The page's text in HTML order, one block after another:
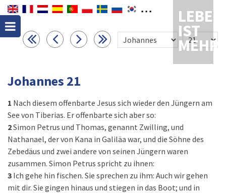
LEBEN
IST
MEHR
Johannes 21
1 Nach diesem offenbarte Jesus sich wieder den Jüngern am
See von Tiberias. Er offenbarte sich aber so:
2Simon Petrus und Thomas, genannt Zwilling, und
Nathanael, der von Kana in Galiläa war, und die Söhne des
Zebedäus und zwei andere von seinen Jüngern waren
zusammen. Simon Petrus spricht zu ihnen:
3 Ich gehe hin fischen. Sie sprechen zu ihm: Auch wir gehen
mit dir. Sie gingen hinaus und stiegen in das Boot; und in